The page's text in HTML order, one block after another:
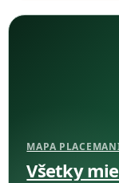
MAPA
Všetky